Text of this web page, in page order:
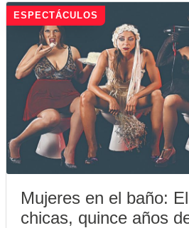
ESPECTÁCULOS
Mujeres en el baño:
chicas, quince años